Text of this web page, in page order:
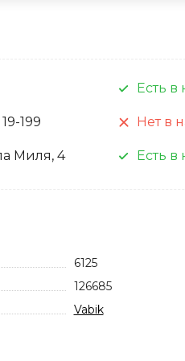
Есть в
199 Нет в
Миля, 4 Есть в
6125
126685
Vabik